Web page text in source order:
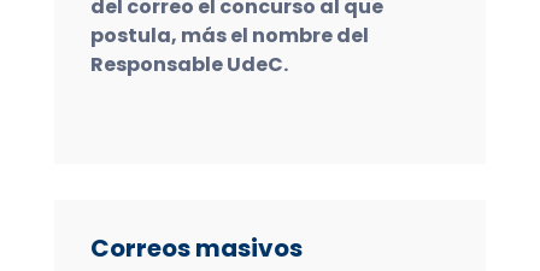
del correo el concurso al que
postula, más el nombre del
Responsable UdeC.
Correos masivos